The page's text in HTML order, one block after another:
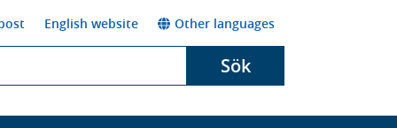
English website Other languages
Sök